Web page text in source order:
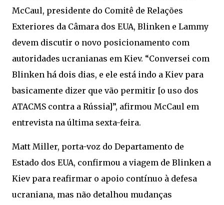
McCaul, presidente do Comitê de Relações
Exteriores da Câmara dos EUA, Blinken e Lammy
devem discutir o novo posicionamento com
autoridades ucranianas em Kiev. “Conversei com
Blinken há dois dias, e ele está indo a Kiev para
basicamente dizer que vão permitir [o uso dos
ATACMS contra a Rússia]”, afirmou McCaul em
entrevista na última sexta-feira.
Matt Miller, porta-voz do Departamento de
Estado dos EUA, confirmou a viagem de Blinken a
Kiev para reafirmar o apoio contínuo à defesa
ucraniana, mas não detalhou mudanças